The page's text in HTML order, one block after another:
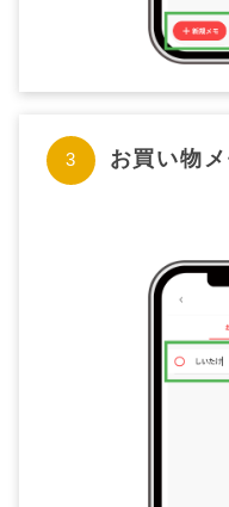
お買い物